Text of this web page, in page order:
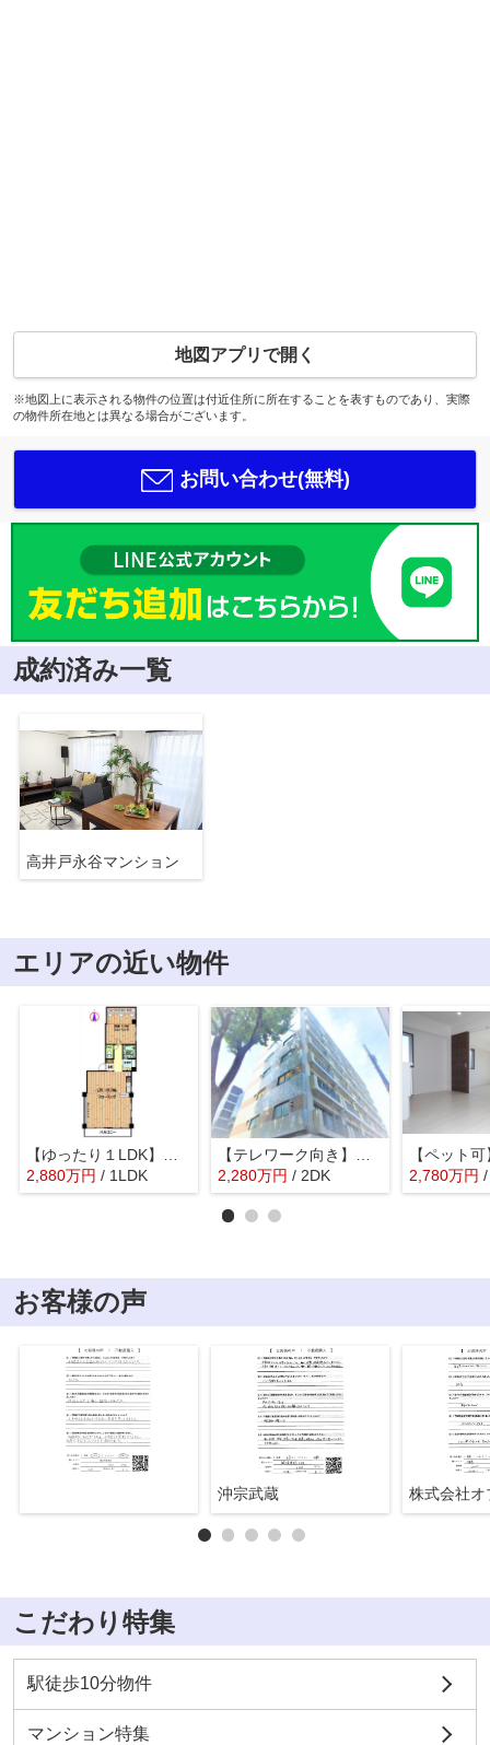
地図アプリで開く
※地図上に表示される物件の位置は付近住所に所在することを表すものであり、実際
の物件所在地とは異なる場合がございます。
お問い合わせ(無料)
成約済み一覧
高井戸永谷マンション
エリアの近い物件
2,880万円 / 1LDK
2,280万円 / 2DK 2,780万円
お客様の声
沖宗武蔵
こだわり特集
駅徒歩10分物件
マンション特集